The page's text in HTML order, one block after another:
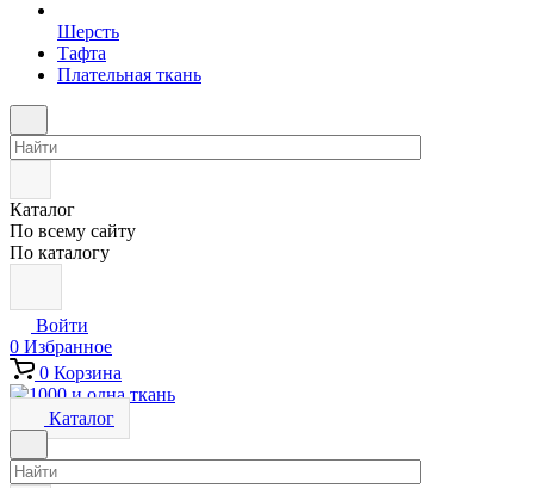
Шерсть
Тафта
Плательная ткань
Каталог
По всему сайту
По каталогу
Войти
0 Избранное
0 Корзина
Каталог